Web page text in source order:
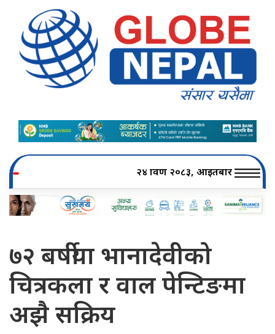
२४ श्रावण २०८३, आइतबार
७२ बर्षीया भानादेवीको
चित्रकला र वाल पेन्टिङमा
अझै सक्रिय